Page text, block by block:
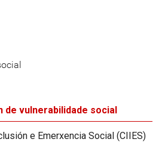
de vulnerabilidade social
e Emerxencia Social (CIIES)